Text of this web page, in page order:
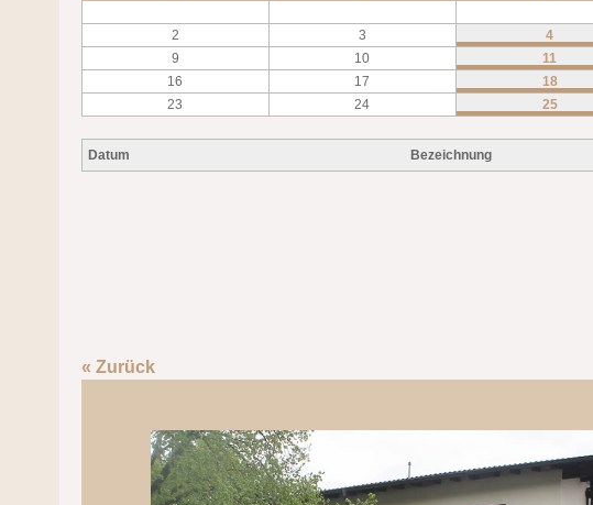
2
3 4
9
10 11
16
17 18
23
24 25
Datum Bezeichnung
« Zurück